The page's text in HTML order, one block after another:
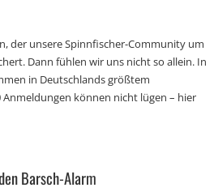
der unsere Spinnfischer-Community um
Dann fühlen wir uns nicht so allein. In
in Deutschlands größtem
Anmeldungen können nicht lügen – hier
Barsch-Alarm